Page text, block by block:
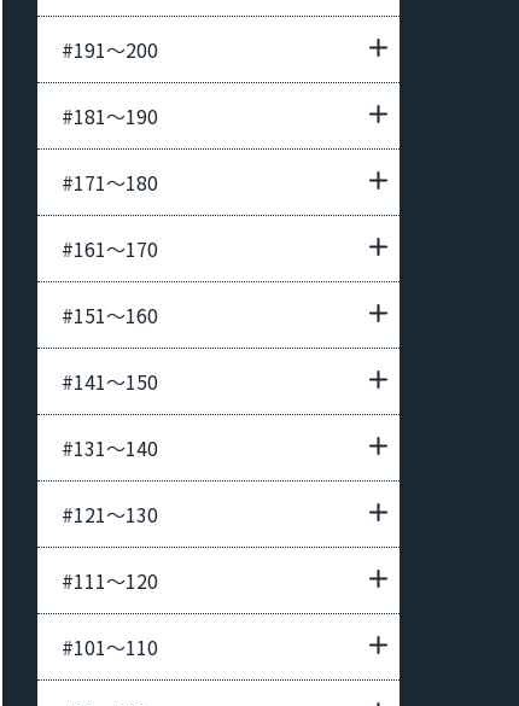
#191〜200
#181〜190
#171〜180
#161〜170
#151〜160
#141〜150
#131〜140
#121〜130
#111〜120
#101〜110